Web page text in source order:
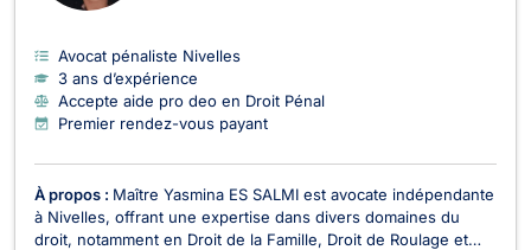
Avocat pénaliste Nivelles
3 ans d’expérience
Accepte aide pro deo en Droit Pénal
Premier rendez-vous payant
À propos : Maître Yasmina ES SALMI est avocate indépendante
à Nivelles, offrant une expertise dans divers domaines du
droit, notamment en Droit de la Famille, Droit de Roulage et